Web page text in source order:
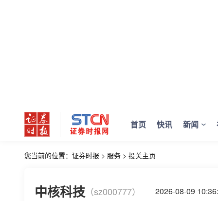
首页 快讯 新闻
您当前的位置： 证券时报 > 服务 > 投关主页
中核科技 （sz000777） 2026-08-09